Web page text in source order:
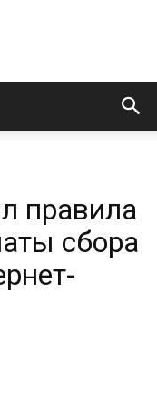
правила
сбора